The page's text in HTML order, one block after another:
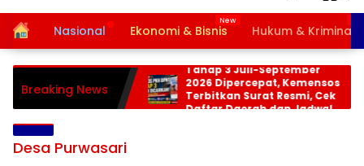
HomeNasional Ekonomi & Bisnis Hukum & Kriminal
Breaking News
Bansos PKH dan BPNT
Tahap 3 Juli-September
2026 Dipercepat, Kemensos
Terbitkan Surat Resmi, Cek
Daftar Daerah dan Jadwal
Desa Purwasari